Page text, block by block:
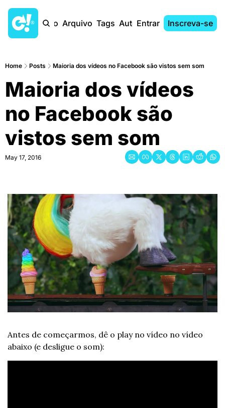
Início Arquivo Tags AutoresEntrar Inscreva-se
Home Posts Maioria dos vídeos no Facebook são vistos sem som
Maioria dos vídeos
no Facebook são
vistos sem som
May 17, 2016
Antes de começarmos, dê o play no vídeo no vídeo
abaixo (e desligue o som):